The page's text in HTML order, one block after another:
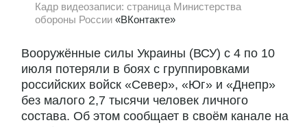
Кадр видеозаписи: страница Министерства
обороны России «ВКонтакте»
Вооружённые силы Украины (ВСУ) с 4 по 10
июля потеряли в боях с группировками
российских войск «Север», «Юг» и «Днепр»
без малого 2,7 тысячи человек личного
состава. Об этом сообщает в своём канале на